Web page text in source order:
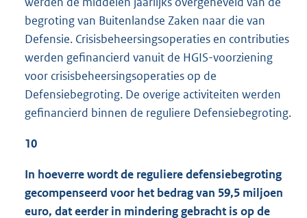
begroting van Buitenlandse Zaken naar die van
Defensie. Crisisbeheersingsoperaties en contributies
werden gefinancierd vanuit de HGIS-voorziening
voor crisisbeheersingsoperaties op de
Defensiebegroting. De overige activiteiten werden
gefinancierd binnen de reguliere Defensiebegroting.
10
In hoeverre wordt de reguliere defensiebegroting
gecompenseerd voor het bedrag van 59,5 miljoen
euro, dat eerder in mindering gebracht is op de